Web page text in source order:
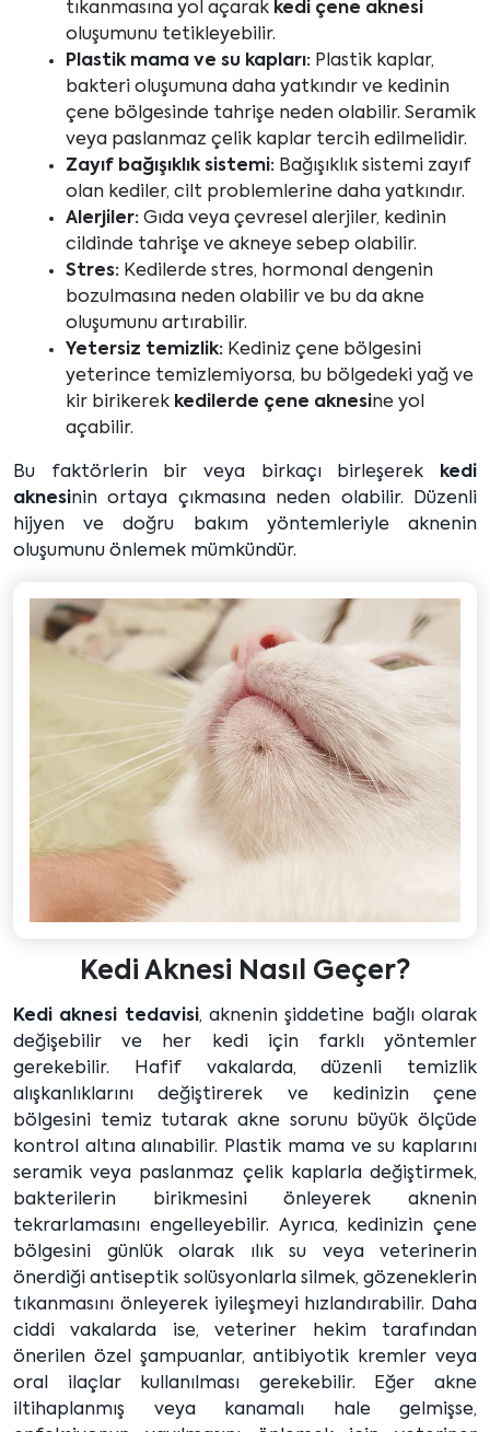
tıkanmasına yol açarak kedi çene aknesi
oluşumunu tetikleyebilir.
Plastik mama ve su kapları: Plastik kaplar,
bakteri oluşumuna daha yatkındır ve kedinin
çene bölgesinde tahrişe neden olabilir. Seramik
veya paslanmaz çelik kaplar tercih edilmelidir.
Zayıf bağışıklık sistemi: Bağışıklık sistemi zayıf
olan kediler, cilt problemlerine daha yatkındır.
Alerjiler: Gıda veya çevresel alerjiler, kedinin
cildinde tahrişe ve akneye sebep olabilir.
Stres: Kedilerde stres, hormonal dengenin
bozulmasına neden olabilir ve bu da akne
oluşumunu artırabilir.
Yetersiz temizlik: Kediniz çene bölgesini
yeterince temizlemiyorsa, bu bölgedeki yağ ve
kir birikerek kedilerde çene aknesine yol
açabilir.
Bu faktörlerin bir veya birkaçı birleşerek kedi
aknesinin ortaya çıkmasına neden olabilir. Düzenli
hijyen ve doğru bakım yöntemleriyle aknenin
oluşumunu önlemek mümkündür.
Kedi Aknesi Nasıl Geçer?
Kedi aknesi tedavisi, aknenin şiddetine bağlı olarak
değişebilir ve her kedi için farklı yöntemler
gerekebilir. Hafif vakalarda, düzenli temizlik
alışkanlıklarını değiştirerek ve kedinizin çene
bölgesini temiz tutarak akne sorunu büyük ölçüde
kontrol altına alınabilir. Plastik mama ve su kaplarını
seramik veya paslanmaz çelik kaplarla değiştirmek,
bakterilerin birikmesini önleyerek aknenin
tekrarlamasını engelleyebilir. Ayrıca, kedinizin çene
bölgesini günlük olarak ılık su veya veterinerin
önerdiği antiseptik solüsyonlarla silmek, gözeneklerin
tıkanmasını önleyerek iyileşmeyi hızlandırabilir. Daha
ciddi vakalarda ise, veteriner hekim tarafından
önerilen özel şampuanlar, antibiyotik kremler veya
oral ilaçlar kullanılması gerekebilir. Eğer akne
iltihaplanmış veya kanamalı hale gelmişse,